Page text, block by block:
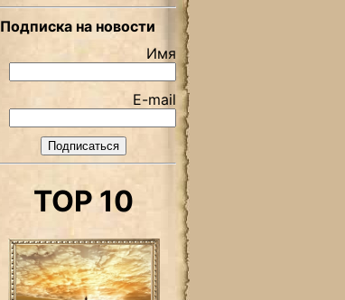
Подписка на новости
Имя
E-mail
TOP 10